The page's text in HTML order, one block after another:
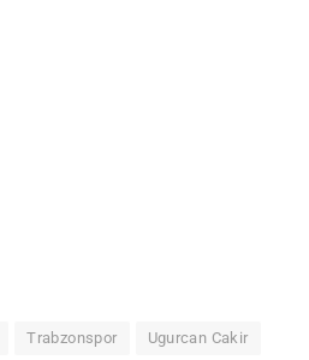
Trabzonspor Ugurcan Cakir